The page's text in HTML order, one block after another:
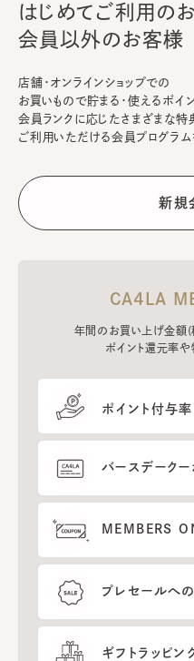
はじめてご利用のお
会員以外のお客様
店舗・オンラインショップでの
お買いもので貯まる・使えるポイン
会員ランクに応じたさまざまな特
ご利用いただける会員プログラム
CA4LA
年間のお買い上げ金額(
ポイント還元率や
ポイント付与
バースデークー
MEMBERS
プレセールへ
ギフトラッピン